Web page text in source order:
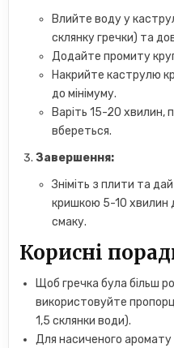
Влийте воду у
склянку гречки) та
Додайте промиту
Накрийте каструлю
до мінімуму.
Варіть 15-20 хвилин,
вбереться.
Завершення:
Зніміть з плити та
кришкою 5-10 хвилин
смаку.
Корисні
Щоб гречка була більш
використовуйте
1,5 склянки води).
Для насиченого аромату